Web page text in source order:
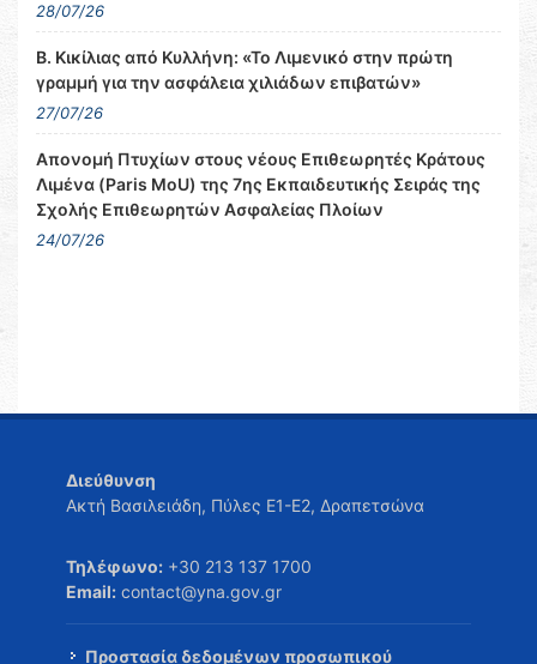
28/07/26
Β. Κικίλιας από Κυλλήνη: «Το Λιμενικό στην πρώτη
γραμμή για την ασφάλεια χιλιάδων επιβατών»
27/07/26
Απονομή Πτυχίων στους νέους Επιθεωρητές Κράτους
Λιμένα (Paris MoU) της 7ης Εκπαιδευτικής Σειράς της
Σχολής Επιθεωρητών Ασφαλείας Πλοίων
24/07/26
Διεύθυνση
Ακτή Βασιλειάδη, Πύλες Ε1-Ε2, Δραπετσώνα
Τηλέφωνο: +30 213 137 1700
Email: contact@yna.gov.gr
Προστασία δεδομένων προσωπικού